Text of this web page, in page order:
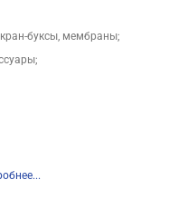
буксы, мембраны;